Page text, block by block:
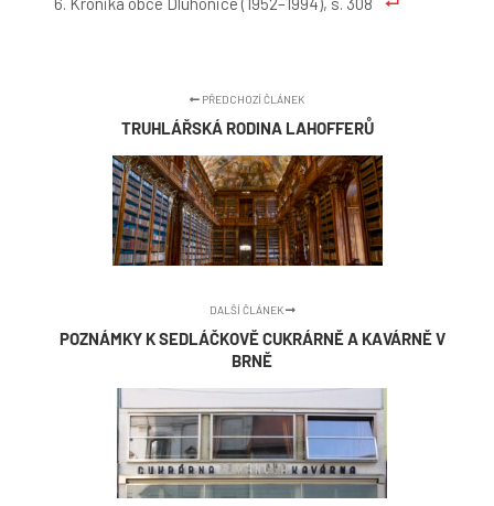
PŘEDCHOZÍ ČLÁNEK
TRUHLÁŘSKÁ RODINA LAHOFFERŮ
DALŠÍ ČLÁNEK
POZNÁMKY K SEDLÁČKOVĚ CUKRÁRNĚ A KAVÁRNĚ V
BRNĚ